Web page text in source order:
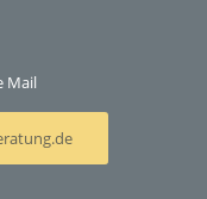
Mail